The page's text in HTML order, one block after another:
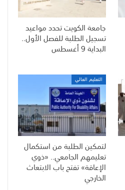
جامعة الكويت تحدد مواعيد
تسجيل الطلبة للفصل الأول..
البداية 9 أغسطس
التعليم العالي
لتمكين الطلبة من استكمال
تعليمهم الجامعي.. «ذوي
الإعاقة» تفتح باب الابتعاث
الخارجي